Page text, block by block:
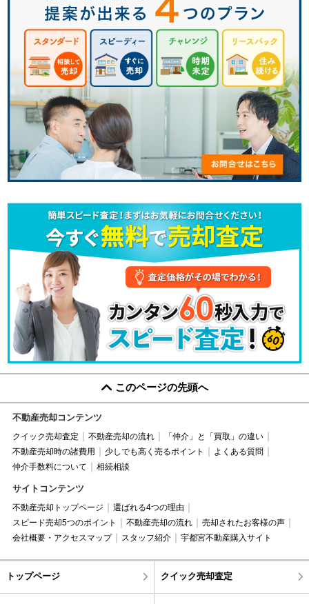
このページの先頭へ
不動産売却コンテンツ
クイック売却査定 不動産売却の流れ
「仲介」と「買取」の違い
不動産売却時の諸費用
少しでも高く売るポイント
よくある質問
仲介手数料について
相続相談
サイトコンテンツ
不動産売却トップページ
選ばれる4つの理由
スピード売却5つのポイント
不動産売却の流れ
売却されたお客様の声
会社概要・アクセスマップ
スタッフ紹介 宇都宮不動産購入サイト
トップページ クイック売却査定